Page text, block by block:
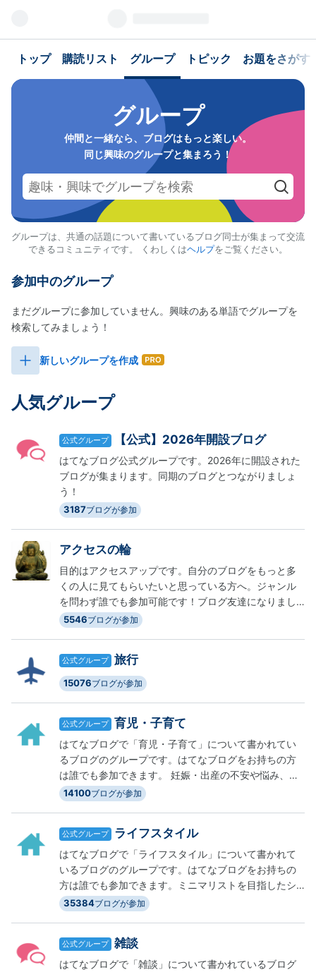
トップ 購読リスト グループ トピック お題をさがす
グループ
仲間と一緒なら、ブログはもっと楽しい。
同じ興味のグループと集まろう！
グループは、共通の話題について書いているブログ同士が集まって交流
できるコミュニティです。 くわしくはヘルプをご覧ください。
参加中のグループ
まだグループに参加していません。興味のある単語でグループを
検索してみましょう！
新しいグループを作成
人気グループ
公式グループ 【公式】2026年開設ブログ
はてなブログ公式グループです。2026年に開設された
ブログが集まります。同期のブログとつながりましょ
う！
3187ブログが参加
アクセスの輪
目的はアクセスアップです。自分のブログをもっと多
くの人に見てもらいたいと思っている方へ。ジャンル
を問わず誰でも参加可能です！ブログ友達になりまし
ょう！初心者の方も大歓迎！自ら積極的に交流しまし
ます！Twitterでも繋がれるといいですね♪【グループ作
成日2019年1月17日】
5546ブログが参加
公式グループ 旅行
15076ブログが参加
公式グループ 育児・子育て
はてなブログで「育児・子育て」について書かれてい
るブログのグループです。はてなブログをお持ちの方
は誰でも参加できます。 妊娠・出産の不安や悩み、離
乳食や食事の作り方、保育園の検討や仕事との両立、
14100ブログが参加
公式グループ ライフスタイル
はてなブログで「ライフスタイル」について書かれて
いるブログのグループです。はてなブログをお持ちの
方は誰でも参加できます。ミニマリストを目指したシ
ンプルライフの実践や、ダイエットのための食事法、
35384ブログが参加
公式グループ 雑談
はてなブログで「雑談」について書かれているブログ